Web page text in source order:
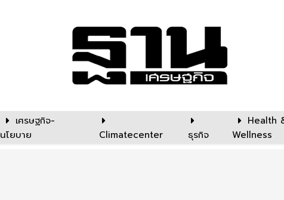
เศรษฐกิจ-
นโยบาย
Climatecenter ธุรกิจ
Health
Wellness